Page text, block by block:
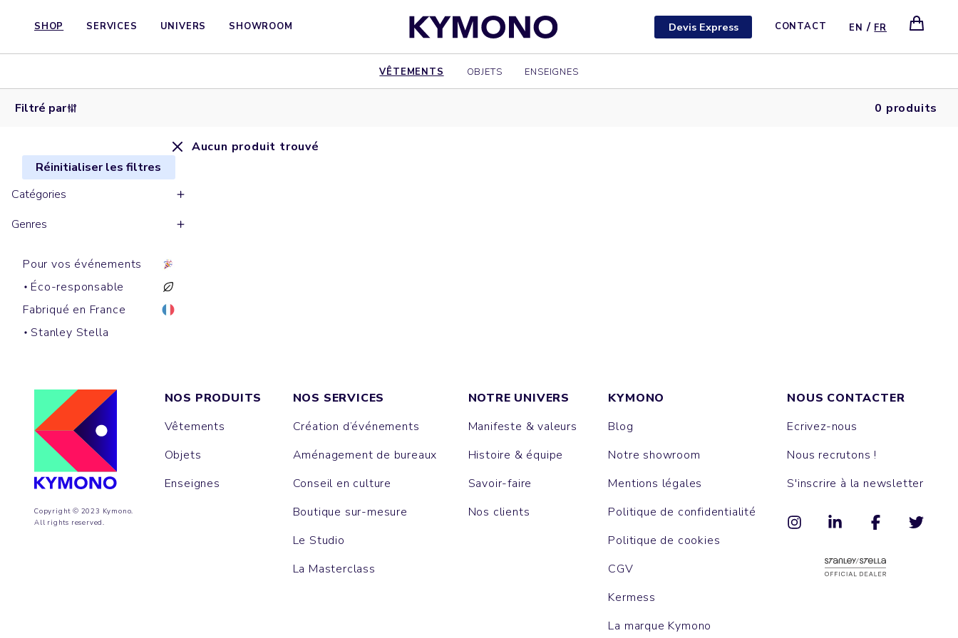
SHOP SERVICES UNIVERS SHOWROOM Devis Express CONTACT EN / FR
VÊTEMENTS OBJETS ENSEIGNES
Filtré par 0 produits
Réinitialiser les filtres
Catégories
Genres
Pour vos événements
Éco-responsable
Fabriqué en France
Stanley Stella
Aucun produit trouvé
Copyright © 2023 Kymono.
All rights reserved.
NOS PRODUITS
Vêtements
Objets
Enseignes
NOS SERVICES
Création d’événements
Aménagement de bureaux
Conseil en culture
Boutique sur-mesure
Le Studio
La Masterclass
NOTRE UNIVERS
Manifeste & valeurs
Histoire & équipe
Savoir-faire
Nos clients
KYMONO
Blog
Notre showroom
Mentions légales
Politique de confidentialité
Politique de cookies
CGV
Kermess
La marque Kymono
NOUS CONTACTER
Ecrivez-nous
Nous recrutons !
S'inscrire à la newsletter